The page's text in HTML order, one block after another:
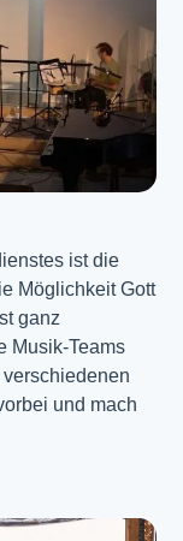
ist die
Möglichkeit Gott
ganz
Musik-Teams
und mach